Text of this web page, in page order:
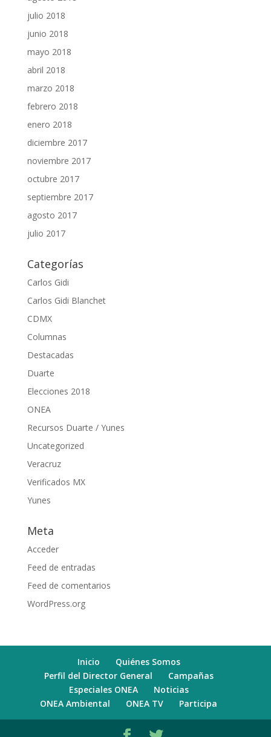
julio 2018
junio 2018
mayo 2018
abril 2018
marzo 2018
febrero 2018
enero 2018
diciembre 2017
noviembre 2017
octubre 2017
septiembre 2017
agosto 2017
julio 2017
Categorías
Carlos Gidi
Carlos Gidi Blanchet
CDMX
Columnas
Destacadas
Duarte
Elecciones 2018
ONEA
Recursos Duarte / Yunes
Uncategorized
Veracruz
Verificados MX
Yunes
Meta
Acceder
Feed de entradas
Feed de comentarios
WordPress.org
Inicio
Quiénes Somos
Perfil del Director General
Campañas
Especiales ONEA
Noticias
ONEA Ambiental
ONEA TV Participa